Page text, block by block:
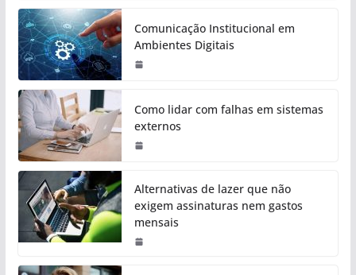
Comunicação Institucional em
Ambientes Digitais
Como lidar com falhas em sistemas
externos
Alternativas de lazer que não
exigem assinaturas nem gastos
mensais